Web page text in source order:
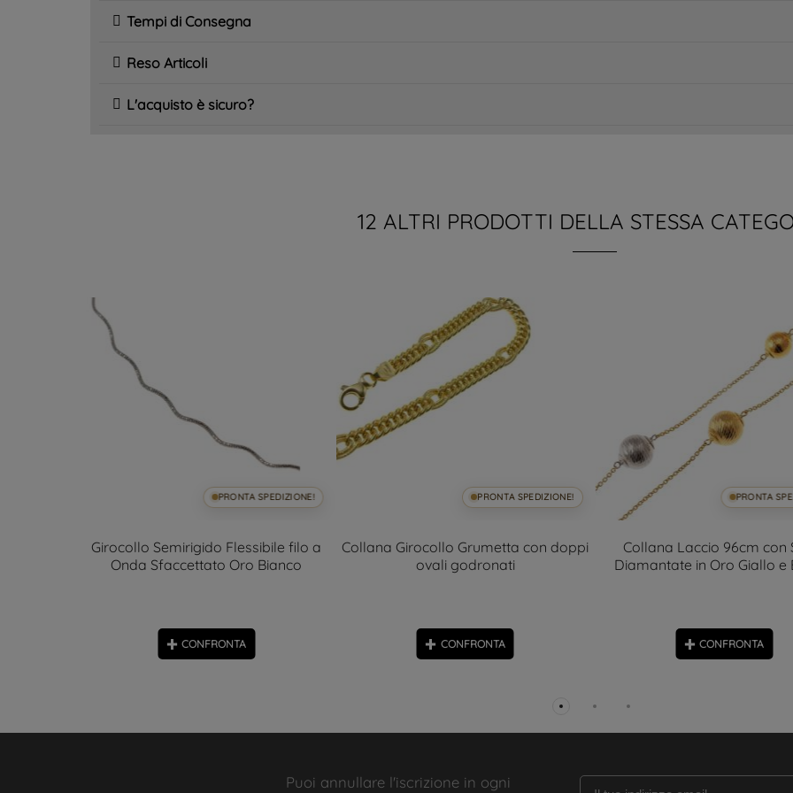
Tempi di Consegna
Reso Articoli
L'acquisto è sicuro?
12 ALTRI PRODOTTI DELLA STESSA
PRONTA SPEDIZIONE!
Girocollo Semirigido Flessibile filo a
Onda Sfaccettato Oro Bianco
CONFRONTA
PRONTA SPEDIZIONE!
Collana Girocollo Grumetta con doppi
ovali godronati
CONFRONTA
PRONTA
Collana Laccio 96cm con
Diamantate in Oro Giallo e
CONFRONTA
Puoi annullare l'iscrizione in ogni